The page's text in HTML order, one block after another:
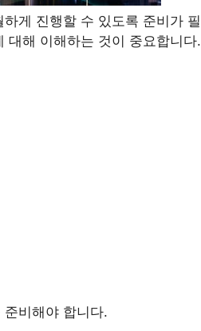
게 진행할 수 있도록 준비가 필
대해 이해하는 것이 중요합니다.
비해야 합니다.